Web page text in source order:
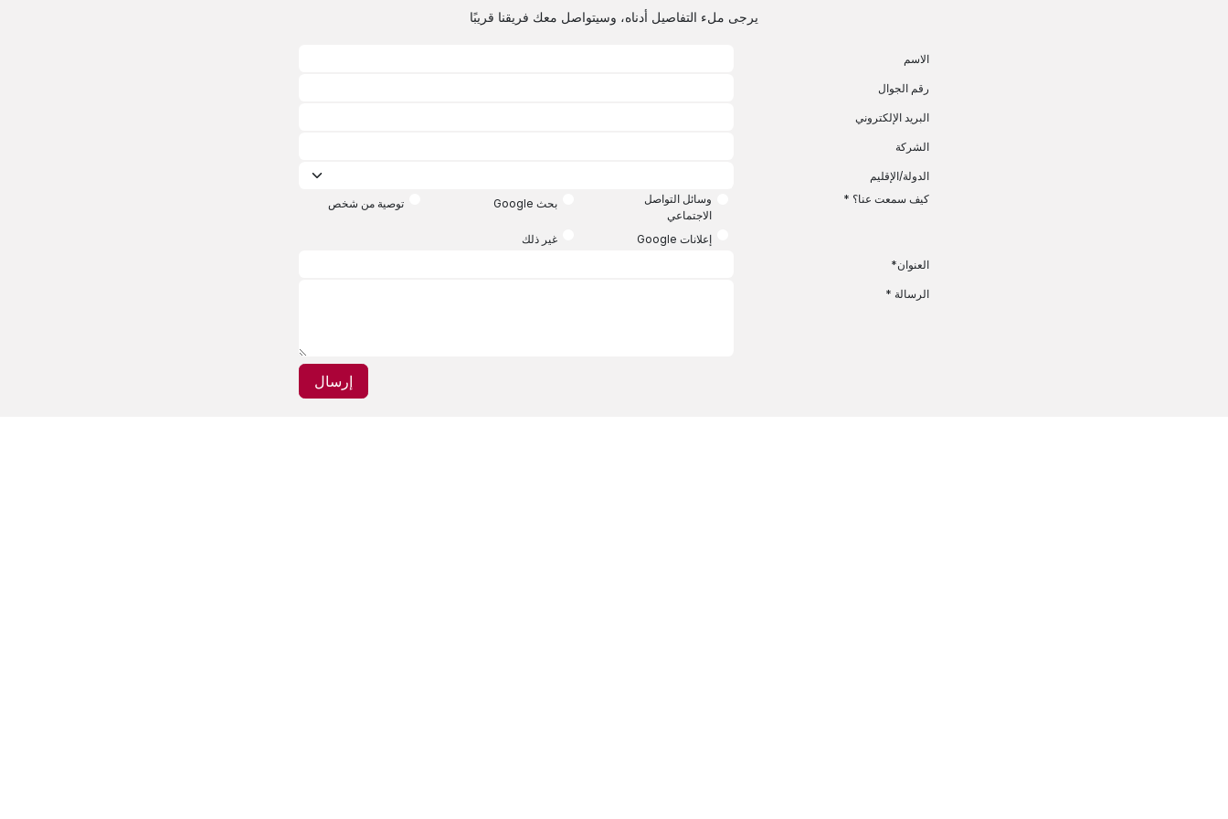
يرجى ملء التفاصيل أدناه، وسيتواصل معك فريقنا قريبًا
الاسم
رقم الجوال
البريد الإلكتروني
الشركة
الدولة/الإقليم
كيف سمعت عنا؟ *
وسائل التواصل
الاجتماعي
بحث Google توصية من شخص​
إعلانات Google
غير ذلك
العنوان*
الرسالة *
إرسال